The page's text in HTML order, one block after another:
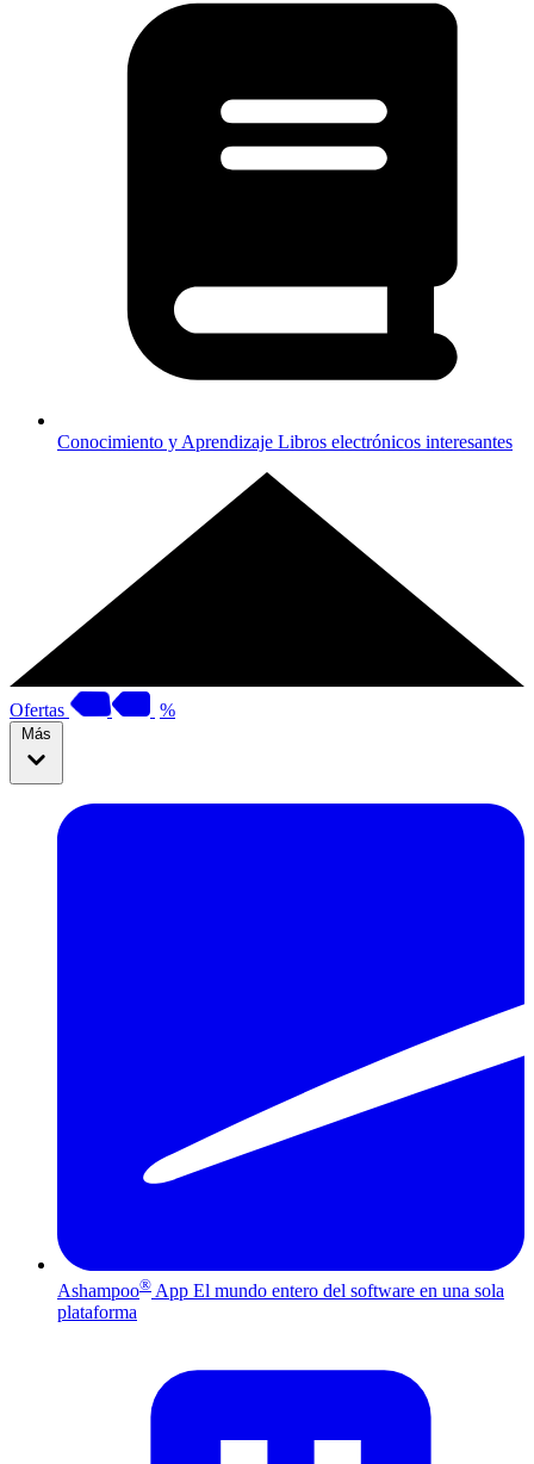
Conocimiento y Aprendizaje Libros electrónicos interesantes
Ofertas %
Más
Ashampoo® App El mundo entero del software en una sola
plataforma